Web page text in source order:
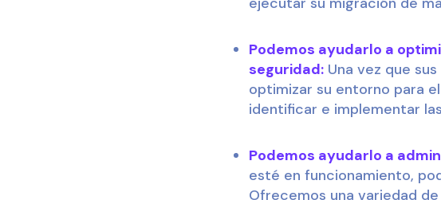
Podemos ayudarlo a
seguridad: Una vez que
optimizar su entorno para
identificar e implementar
Podemos ayudarlo a
esté en funcionamiento,
Ofrecemos una variedad